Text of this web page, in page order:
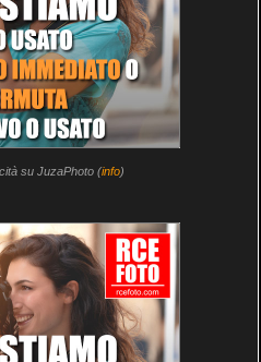
su JuzaPhoto (info)